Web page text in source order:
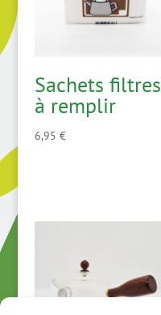
Sachets filtres
à remplir
6,95 €